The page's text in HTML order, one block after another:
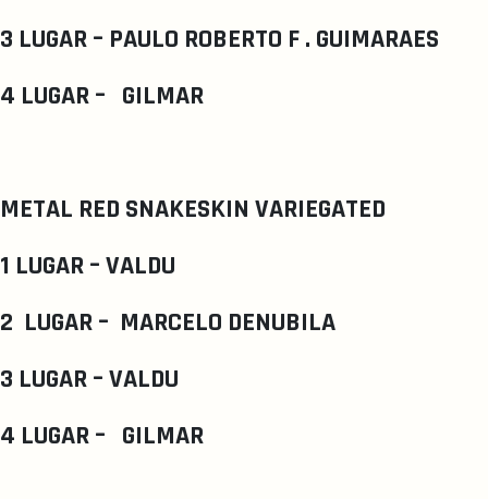
3 LUGAR – PAULO ROBERTO F . GUIMARAES
4 LUGAR – GILMAR
METAL RED SNAKESKIN VARIEGATED
1 LUGAR – VALDU
2 LUGAR – MARCELO DENUBILA
3 LUGAR – VALDU
4 LUGAR – GILMAR